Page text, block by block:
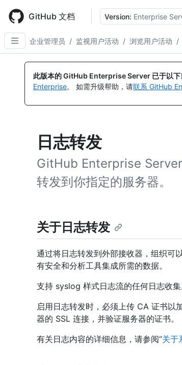
main
content
GitHub 文档 Version: Enterprise
企业管理员 / 监视用户活动 / 浏览用户活动 /
此版本的 GitHub Enterprise Server 已于以下
Enterprise。 如需升级帮助，请联系 GitHub
日志转发
GitHub Enterprise
转发到你指定的服务器。
关于日志转发
通过将日志转发到外部接收器，组织可
有安全和分析工具集成所需的数据。
支持 syslog 样式日志流的任何日志收
启用日志转发时，必须上传 CA 证书
器的 SSL 连接，并验证服务器的证书。
有关日志内容的详细信息，请参阅“关于